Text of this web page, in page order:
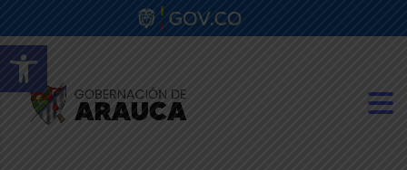
Abrir barra de herramientas